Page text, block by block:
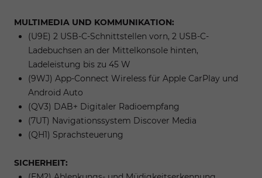
MULTIMEDIA UND KOMMUNIKATION:
(U9E) 2 USB-C-Schnittstellen vorn, 2 USB-C-
Ladebuchsen an der Mittelkonsole hinten,
Ladeleistung bis zu 45 W
(9WJ) App-Connect Wireless für Apple CarPlay und
Android Auto
(QV3) DAB+ Digitaler Radioempfang
(7UT) Navigationssystem Discover Media
(QH1) Sprachsteuerung
SICHERHEIT: